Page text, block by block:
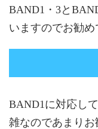
BAND1・3と
いますのでお勧め
BAND1に対応し
雑なのであまりお